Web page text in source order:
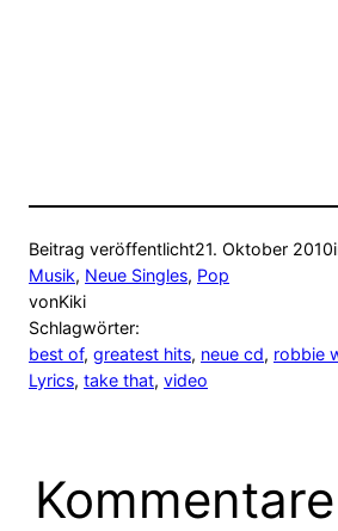
Beitrag veröffentlicht21. Oktober 2010
Musik, Neue Singles, Pop
vonKiki
Schlagwörter:
best of, greatest hits, neue cd, robbie
Lyrics, take that, video
Kommentare